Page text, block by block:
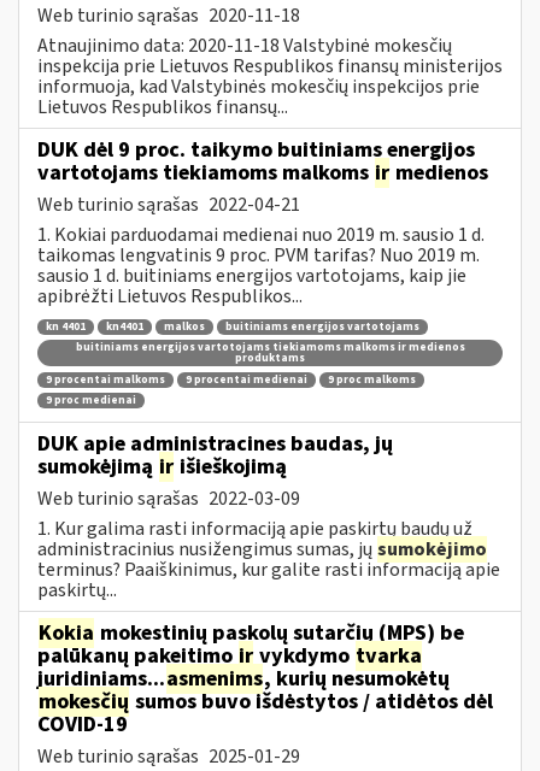
Web turinio sąrašas 2020-11-18
Atnaujinimo data: 2020-11-18 Valstybinė mokesčių
inspekcija prie Lietuvos Respublikos finansų ministerijos
informuoja, kad Valstybinės mokesčių inspekcijos prie
Lietuvos Respublikos finansų...
DUK dėl 9 proc. taikymo buitiniams energijos
vartotojams tiekiamoms malkoms ir medienos
Web turinio sąrašas 2022-04-21
1. Kokiai parduodamai medienai nuo 2019 m. sausio 1 d.
taikomas lengvatinis 9 proc. PVM tarifas? Nuo 2019 m.
sausio 1 d. buitiniams energijos vartotojams, kaip jie
apibrėžti Lietuvos Respublikos...
kn 4401 kn4401 malkos
buitiniams energijos vartotojams
buitiniams energijos vartotojams tiekiamoms malkoms ir medienos
produktams
9 procentai malkoms
9 procentai medienai
9 proc malkoms
9 proc medienai
DUK apie administracines baudas, jų
sumokėjimą ir išieškojimą
Web turinio sąrašas 2022-03-09
1. Kur galima rasti informaciją apie paskirtų baudų už
administracinius nusižengimus sumas, jų sumokėjimo
terminus? Paaiškinimus, kur galite rasti informaciją apie
paskirtų...
Kokia mokestinių paskolų sutarčių (MPS) be
palūkanų pakeitimo ir vykdymo tvarka
juridiniams...asmenims, kurių nesumokėtų
mokesčių sumos buvo išdėstytos / atidėtos dėl
COVID-19
Web turinio sąrašas 2025-01-29